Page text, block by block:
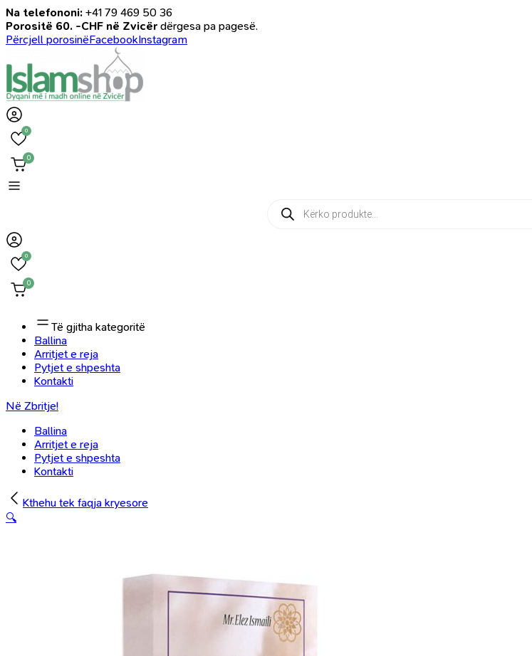
Na telefononi: +41 79 469 50 36
Porositë 60. -CHF në Zvicër dërgesa pa pagesë.
Përcjell porosinëFacebookInstagram
0
0
Products
search
0
0
Të gjitha kategoritë
Ballina
Arritjet e reja
Pytjet e shpeshta
Kontakti
Në Zbritje!
Ballina
Arritjet e reja
Pytjet e shpeshta
Kontakti
Kthehu tek faqja kryesore
🔍